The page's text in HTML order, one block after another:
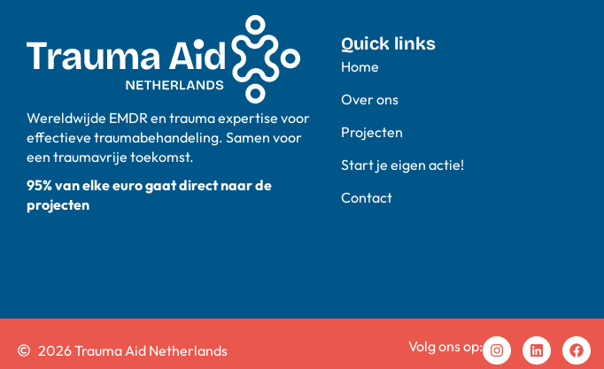
Wereldwijde EMDR en trauma expertise voor
effectieve traumabehandeling. Samen voor
een traumavrije toekomst.
95% van elke euro gaat direct naar de
projecten
Quick links
Home
Over ons
Projecten
Start je eigen actie!
Contact
2026 Trauma Aid Netherlands Volg ons op: